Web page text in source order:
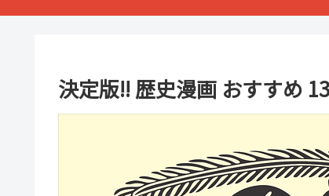
決定版!! 歴史漫画 おすすめ